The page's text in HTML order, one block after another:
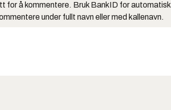
for å kommentere. Bruk BankID for automatisk
under fullt navn eller med kallenavn.